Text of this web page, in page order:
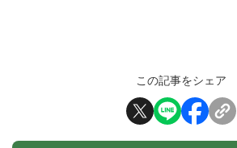
この記事をシェア